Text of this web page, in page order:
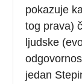
pokazuje
tog prava)
ljudske
jedan